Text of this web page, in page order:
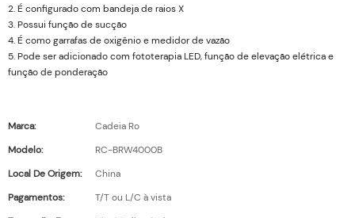
2. É configurado com bandeja de raios X
3. Possui função de sucção
4. É como garrafas de oxigênio e medidor de vazão
5. Pode ser adicionado com fototerapia LED, função de elevação elétrica e
função de ponderação
Marca:
Cadeia Ro
Modelo:
RC-BRW4000B
Local De Origem:
China
Pagamentos:
T/T ou L/C à vista